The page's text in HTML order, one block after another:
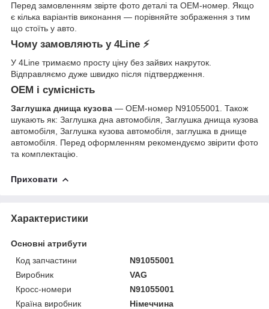
Перед замовленням звірте фото деталі та OEM-номер. Якщо
є кілька варіантів виконання — порівняйте зображення з тим
що стоїть у авто.
Чому замовляють у 4Line ⚡
У 4Line тримаємо просту ціну без зайвих накруток.
Відправляємо дуже швидко після підтвердження.
OEM і сумісність
Заглушка днища кузова — OEM-номер N91055001. Також
шукають як: Заглушка дна автомобіля, Заглушка днища кузова
автомобіля, Заглушка кузова автомобіля, заглушка в днище
автомобіля. Перед оформленням рекомендуємо звірити фото
та комплектацію.
Приховати
Характеристики
Основні атрибути
Код запчастини
N91055001
Виробник
VAG
Кросс-номери
N91055001
Країна виробник
Німеччина